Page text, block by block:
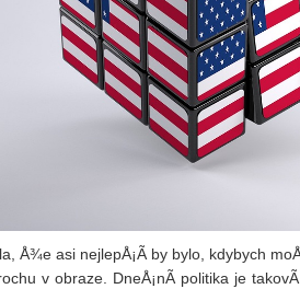
Å¾e asi nejlepÅ¡Ã­ by bylo, kdybych
v obraze. DneÅ¡nÃ­ politika je